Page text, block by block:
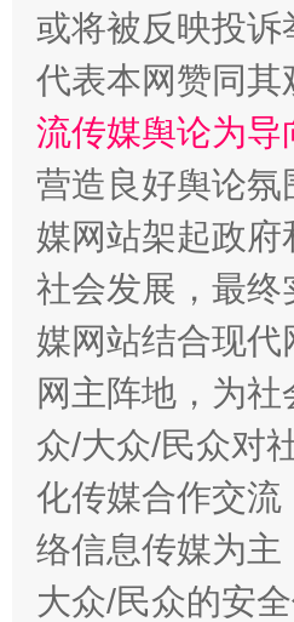
东山县通报“牛蛙产品抗生素
千年窑火 生生不息
或将被反映投
代表本网赞同
流传媒舆论为导
营造良好舆论
媒网站架起政
社会发展，最
媒网站结合现
网主阵地，为
众/大众/民众对
化传媒合作交
络信息传媒为
大众/民众的安